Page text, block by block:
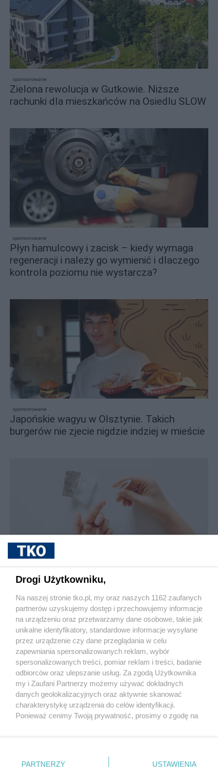
sponsorowane
Zielona rewolucja w Gutkowie. Niższe
rachunki dla mieszkańców na Osiedlu SLOW
sponsorowane
Płyn hamulcowy i zacisk – kiedy wymaga
regeneracji i należy go wymienić i dlaczego
kontrola poziomu nie wystarcza?
sponsorowane
Japońskie wagyu w Olsztynie. Takich
burgerów nie zjecie nigdzie indziej w mieście
Jak rozpoznać, że soczewki kontaktowe są
Pokaż więcej
Reklama Tematy Archiwum artykułów
Drogi Użytkowniku,
Na naszej stronie tko.pl, my oraz naszych 1162 zaufanych
partnerów uzyskujemy dostęp i przechowujemy informacje
na urządzeniu oraz przetwarzamy dane osobowe, takie jak
unikalne identyfikatory, standardowe informacje wysyłane
przez urządzenie czy dane przeglądania w celu
zapewniania spersonalizowanych reklam, wybór
spersonalizowanych treści, pomiar reklam i treści, badanie
odbiorców oraz ulepszanie usług. Za zgodą Użytkownika
my i Zaufani Partnerzy możemy używać dokładnych
danych geolokalizacyjnych oraz aktywnie skanować
charakterystykę urządzenia do celów identyfikacji.
Ponieważ cenimy Twoją prywatność, prosimy o zgodę na
znajdujący się w lewym dolnym rogu strony
. Niektóre
PARTNERZY USTAWIENIA